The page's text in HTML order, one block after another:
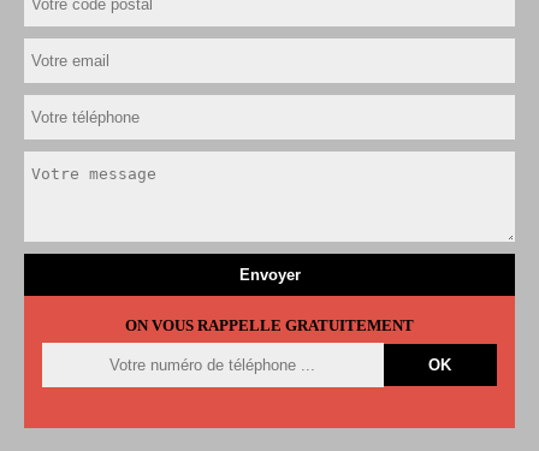
ON VOUS RAPPELLE GRATUITEMENT